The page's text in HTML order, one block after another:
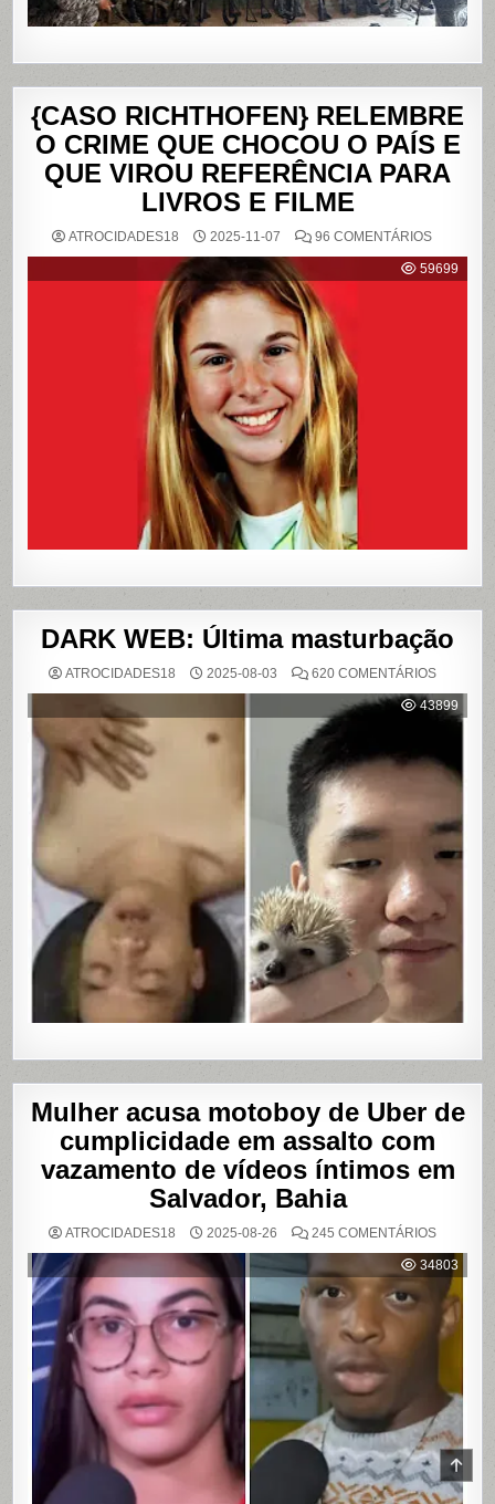
{CASO RICHTHOFEN} RELEMBRE
O CRIME QUE CHOCOU O PAÍS E
QUE VIROU REFERÊNCIA PARA
LIVROS E FILME
ATROCIDADES18 2025-11-07 96 COMENTÁRIOSEM
59699
DARK WEB: Última masturbação
ATROCIDADES18 2025-08-03 620 COMENTÁRIOSEM
WEB:
ÚLTIMA
43899
Mulher acusa motoboy de Uber de
cumplicidade em assalto com
vazamento de vídeos íntimos em
Salvador, Bahia
ATROCIDADES18 2025-08-26 245 COMENTÁRIOSEM
ACUSA
DE
UBER
DE
EM
DE
VÍDEOS
ÍNTIMOS
EM
BAHIA
34803
TO
TOP